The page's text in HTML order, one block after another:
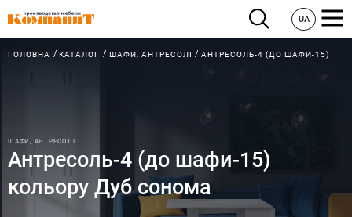
UA
ГОЛОВНА КАТАЛОГ ШАФИ, АНТРЕСОЛІ АНТРЕСОЛЬ-4 (ДО ШАФИ-15)
ШАФИ, АНТРЕСОЛІ
Антресоль-4 (до шафи-15)
кольору Дуб сонома